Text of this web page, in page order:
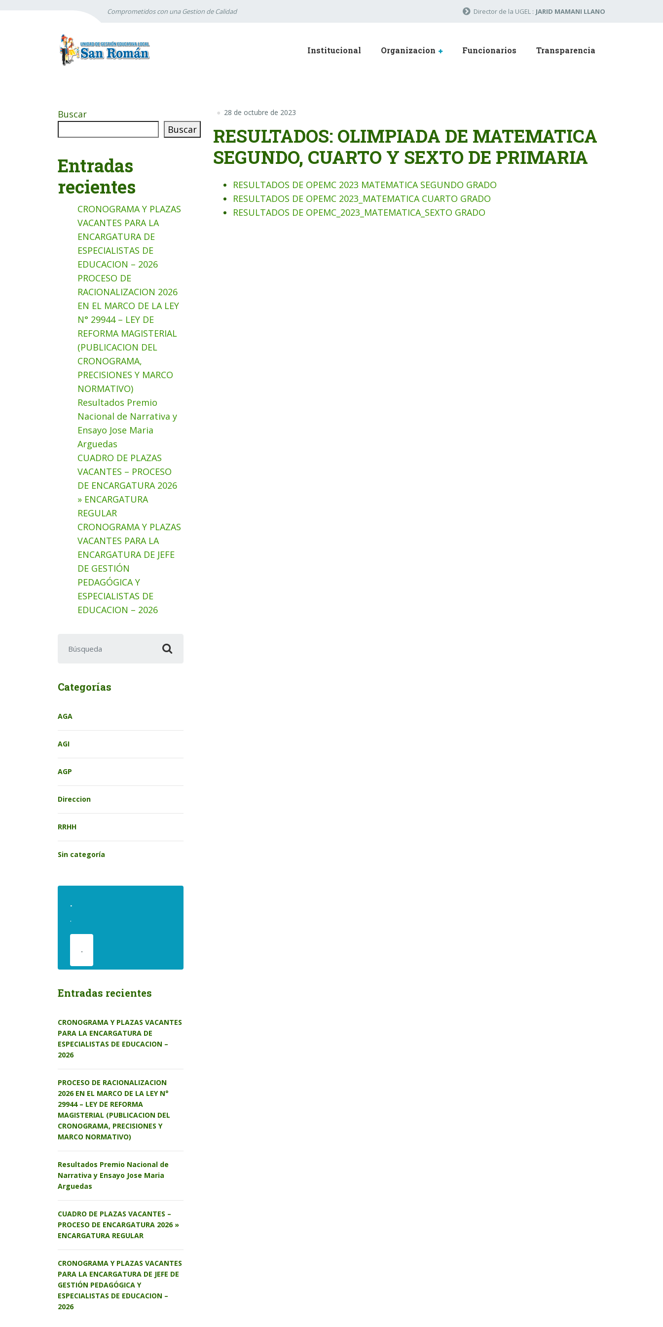
Comprometidos con una Gestion de Calidad Director de la UGEL : JARID MAMANI LLANO
Institucional Organizacion Funcionarios Transparencia
28 de octubre de 2023
RESULTADOS: OLIMPIADA DE MATEMATICA
SEGUNDO, CUARTO Y SEXTO DE PRIMARIA
RESULTADOS DE OPEMC 2023 MATEMATICA SEGUNDO GRADO
RESULTADOS DE OPEMC 2023_MATEMATICA CUARTO GRADO
RESULTADOS DE OPEMC_2023_MATEMATICA_SEXTO GRADO
Buscar
Buscar
Entradas
recientes
CRONOGRAMA Y PLAZAS
VACANTES PARA LA
ENCARGATURA DE
ESPECIALISTAS DE
EDUCACION – 2026
PROCESO DE
RACIONALIZACION 2026
EN EL MARCO DE LA LEY
N° 29944 – LEY DE
REFORMA MAGISTERIAL
(PUBLICACION DEL
CRONOGRAMA,
PRECISIONES Y MARCO
NORMATIVO)
Resultados Premio
Nacional de Narrativa y
Ensayo Jose Maria
Arguedas
CUADRO DE PLAZAS
VACANTES – PROCESO
DE ENCARGATURA 2026
» ENCARGATURA
REGULAR
CRONOGRAMA Y PLAZAS
VACANTES PARA LA
ENCARGATURA DE JEFE
DE GESTIÓN
PEDAGÓGICA Y
ESPECIALISTAS DE
EDUCACION – 2026
Categorías
AGA
AGI
AGP
Direccion
RRHH
Sin categoría
.
.
.
Entradas recientes
CRONOGRAMA Y PLAZAS VACANTES
PARA LA ENCARGATURA DE
ESPECIALISTAS DE EDUCACION –
2026
PROCESO DE RACIONALIZACION
2026 EN EL MARCO DE LA LEY N°
29944 – LEY DE REFORMA
MAGISTERIAL (PUBLICACION DEL
CRONOGRAMA, PRECISIONES Y
MARCO NORMATIVO)
Resultados Premio Nacional de
Narrativa y Ensayo Jose Maria
Arguedas
CUADRO DE PLAZAS VACANTES –
PROCESO DE ENCARGATURA 2026 »
ENCARGATURA REGULAR
CRONOGRAMA Y PLAZAS VACANTES
PARA LA ENCARGATURA DE JEFE DE
GESTIÓN PEDAGÓGICA Y
ESPECIALISTAS DE EDUCACION –
2026